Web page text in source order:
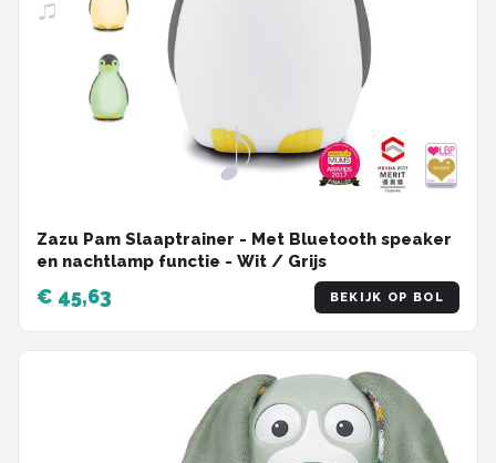
Zazu Pam Slaaptrainer - Met Bluetooth speaker
en nachtlamp functie - Wit / Grijs
€ 45,63 BEKIJK OP BOL